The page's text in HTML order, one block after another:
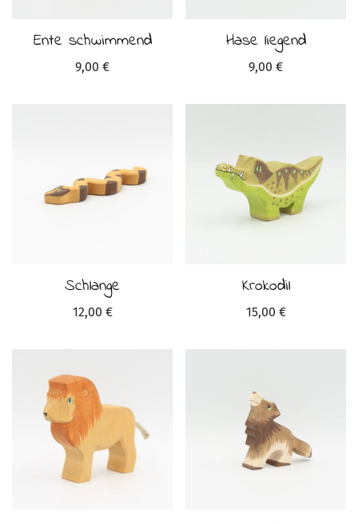
Ente schwimmend
9,00 €
Hase liegend
9,00 €
Schlange
12,00 €
Krokodil
15,00 €